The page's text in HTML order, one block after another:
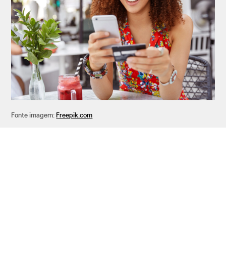
Fonte imagem: Freepik.com